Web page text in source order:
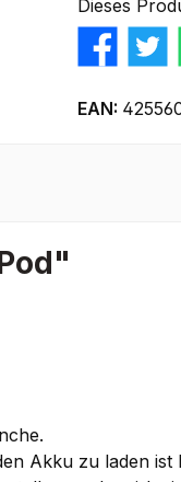
Dieses
EAN:
Akku zu laden ist